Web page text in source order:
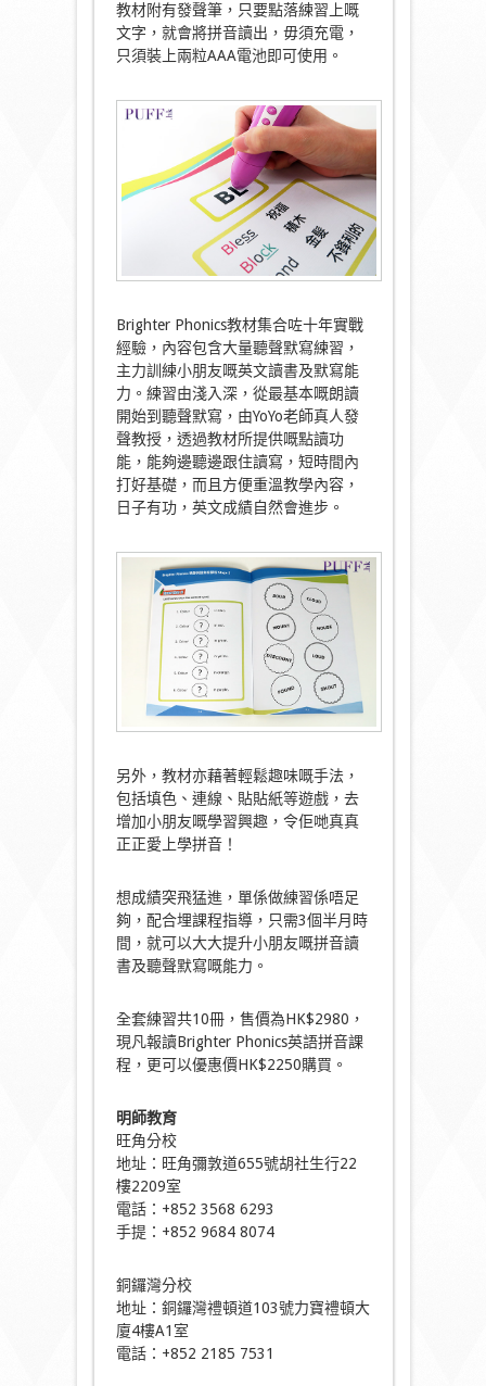
教材附有發聲筆，只要點落練習上嘅
文字，就會將拼音讀出，毋須充電，
只須裝上兩粒AAA電池即可使用。
Brighter Phonics教材集合咗十年實戰
經驗，內容包含大量聽聲默寫練習，
主力訓練小朋友嘅英文讀書及默寫能
力。練習由淺入深，從最基本嘅朗讀
開始到聽聲默寫，由YoYo老師真人發
聲教授，透過教材所提供嘅點讀功
能，能夠邊聽邊跟住讀寫，短時間內
打好基礎，而且方便重溫教學內容，
日子有功，英文成績自然會進步。
另外，教材亦藉著輕鬆趣味嘅手法，
包括填色、連線、貼貼紙等遊戲，去
增加小朋友嘅學習興趣，令佢哋真真
正正愛上學拼音！
想成績突飛猛進，單係做練習係唔足
夠，配合埋課程指導，只需3個半月時
間，就可以大大提升小朋友嘅拼音讀
書及聽聲默寫嘅能力。
全套練習共10冊，售價為HK$2980，
現凡報讀Brighter Phonics英語拼音課
程，更可以優惠價HK$2250購買。
明師教育
旺角分校
地址：旺角彌敦道655號胡社生行22
樓2209室
電話：+852 3568 6293
手提：+852 9684 8074
銅鑼灣分校
地址：銅鑼灣禮頓道103號力寶禮頓大
廈4樓A1室
電話：+852 2185 7531